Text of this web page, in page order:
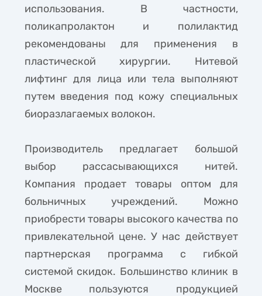
использования. В частности,
поликапролактон и полилактид
рекомендованы для применения в
пластической хирургии. Нитевой
лифтинг для лица или тела выполняют
путем введения под кожу специальных
биоразлагаемых волокон.
Производитель предлагает большой
выбор рассасывающихся нитей.
Компания продает товары оптом для
больничных учреждений. Можно
приобрести товары высокого качества по
привлекательной цене. У нас действует
партнерская программа с гибкой
системой скидок. Большинство клиник в
Москве пользуются продукцией